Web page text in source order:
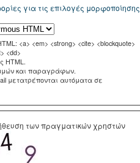
για τις επιλογές μορφοποίησης
<a> <em> <strong> <cite> <blockquote>
<dd>
HTML.
και παραγράφων.
μετατρέπονται αυτόματα σε
των πραγματικών χρηστών